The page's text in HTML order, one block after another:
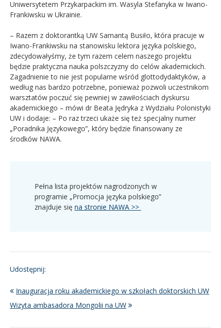
Uniwersytetem Przykarpackim im. Wasyla Stefanyka w Iwano-
Frankiwsku w Ukrainie.
– Razem z doktorantką UW Samantą Busiło, która pracuje w
Iwano-Frankiwsku na stanowisku lektora języka polskiego,
zdecydowałyśmy, że tym razem celem naszego projektu
będzie praktyczna nauka polszczyzny do celów akademickich.
Zagadnienie to nie jest popularne wśród glottodydaktyków, a
według nas bardzo potrzebne, ponieważ pozwoli uczestnikom
warsztatów poczuć się pewniej w zawiłościach dyskursu
akademickiego – mówi dr Beata Jędryka z Wydziału Polonistyki
UW i dodaje: – Po raz trzeci ukaże się też specjalny numer
„Poradnika Językowego”, który będzie finansowany ze
środków NAWA.
Pełna lista projektów nagrodzonych w
programie „Promocja języka polskiego”
znajduje się na stronie NAWA >>
Udostępnij:
Inauguracja roku akademickiego w szkołach doktorskich UW
Wizyta ambasadora Mongolii na UW